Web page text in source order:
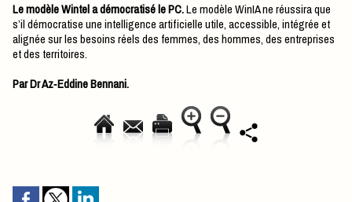
Le modèle Wintel a démocratisé le PC.Le modèle WinIA ne réussira que
s’il démocratise une intelligence artificielle utile, accessible, intégrée et
alignée sur les besoins réels des femmes, des hommes, des entreprises
et des territoires.
Par Dr Az‑Eddine Bennani.